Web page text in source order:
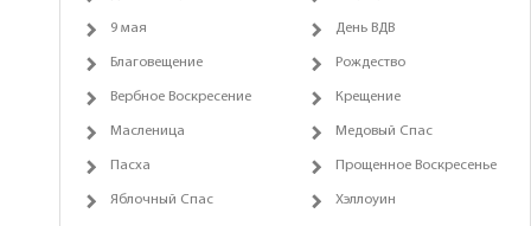
9 мая День ВДВ
Благовещение Рождество
Вербное Воскресение Крещение
Масленица Медовый Спас
Пасха Прощенное Воскресенье
Яблочный Спас Хэллоуин